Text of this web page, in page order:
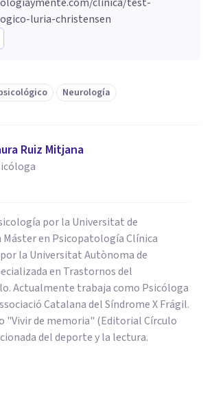
luria-christensen
Neurología
Ruiz Mitjana
por la Universitat de
Máster en Psicopatología Clínica
la Universitat Autònoma de
en Trastornos del
Actualmente trabaja como Psicóloga
Catalana del Síndrome X Frágil.
"Vivir de memoria" (Editorial Círculo
del deporte y la lectura.